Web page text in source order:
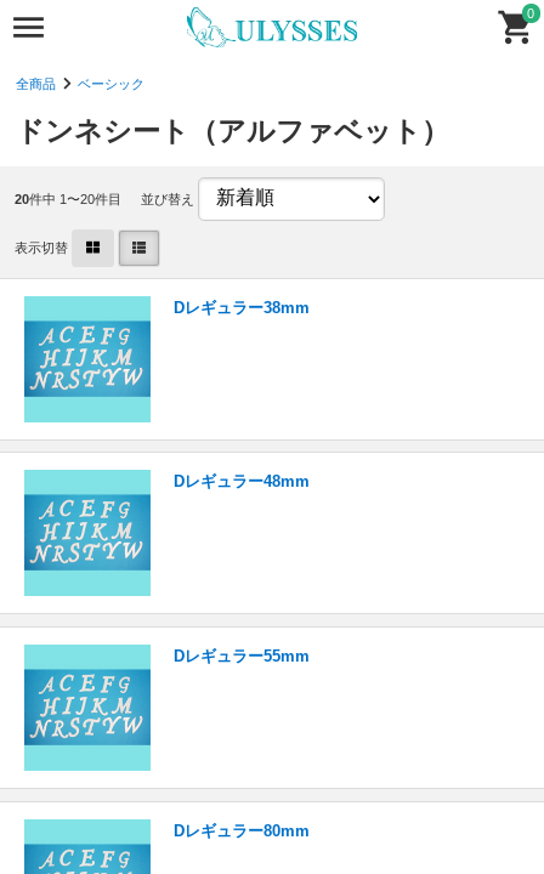
0
全商品 ベーシック
ドンネシート（アルファベット）
20件中 1〜20件目 並び替え
表示切替
Dレギュラー38mm
Dレギュラー48mm
Dレギュラー55mm
Dレギュラー80mm